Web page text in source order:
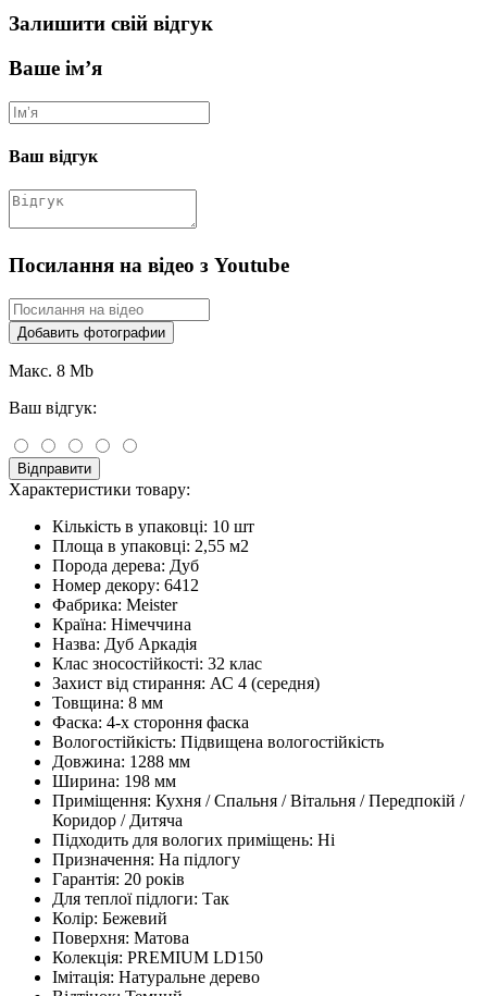
Залишити свій відгук
Ваше ім’я
Ваш відгук
Посилання на відео з Youtube
Добавить фотографии
Макс. 8 Mb
Ваш відгук:
Відправити
Характеристики товару:
Кількість в упаковці: 10 шт
Площа в упаковці: 2,55 м2
Порода дерева: Дуб
Номер декору: 6412
Фабрика: Meister
Країна: Німеччина
Назва: Дуб Аркадія
Клас зносостійкості: 32 клас
Захист від стирання: АС 4 (середня)
Товщина: 8 мм
Фаска: 4-х стороння фаска
Вологостійкість: Підвищена вологостійкість
Довжина: 1288 мм
Ширина: 198 мм
Приміщення: Кухня / Спальня / Вітальня / Передпокій /
Коридор / Дитяча
Підходить для вологих приміщень: Ні
Призначення: На підлогу
Гарантія: 20 років
Для теплої підлоги: Так
Колір: Бежевий
Поверхня: Матова
Колекція: PREMIUM LD150
Імітація: Натуральне дерево